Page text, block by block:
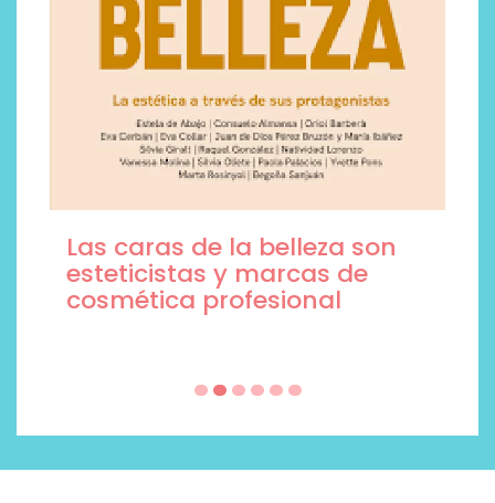
Las caras de la belleza son
esteticistas y marcas de
cosmética profesional